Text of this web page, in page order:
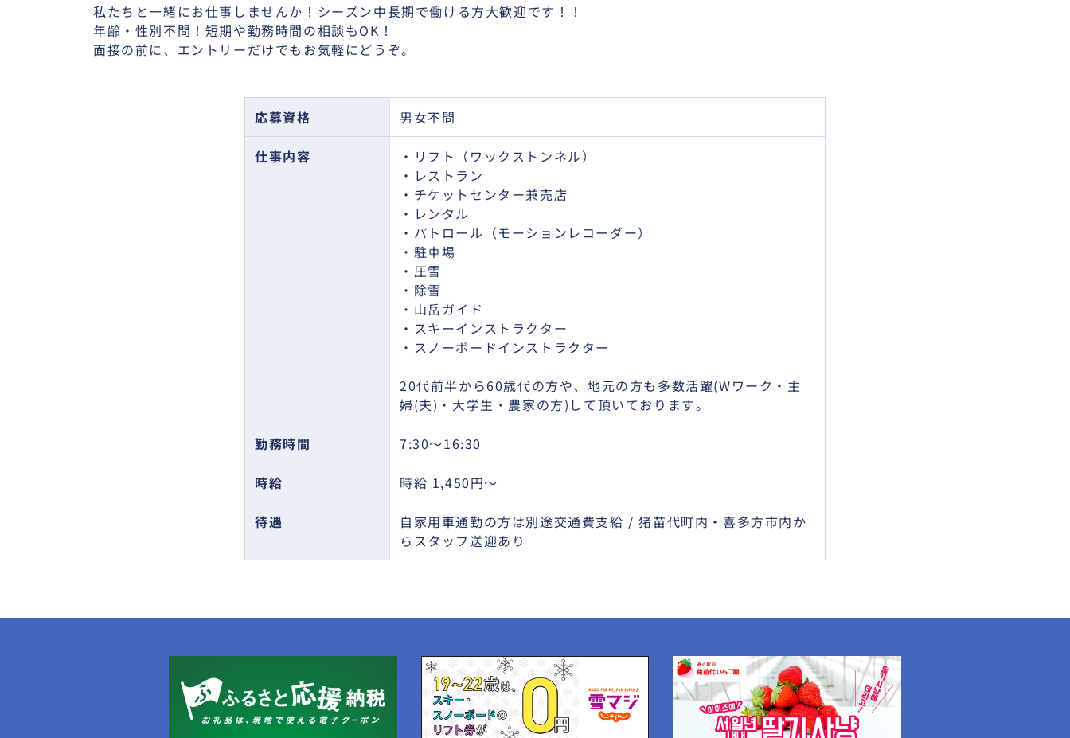
私たちと一緒にお仕事しませんか！シーズン中長期で働ける方大歓迎です！！
年齢・性別不問！短期や勤務時間の相談もOK！
面接の前に、エントリーだけでもお気軽にどうぞ。
応募資格 男女不問
仕事内容
・リフト（ワックストンネル）
・レストラン
・チケットセンター兼売店
・レンタル
・パトロール（モーションレコーダー）
・駐車場
・圧雪
・除雪
・山岳ガイド
・スキーインストラクター
・スノーボードインストラクター
20代前半から60歳代の方や、地元の方も多数活躍(Wワーク・主
婦(夫)・大学生・農家の方)して頂いております。
勤務時間 7:30～16:30
時給 時給 1,450円～
待遇
自家用車通勤の方は別途交通費支給 / 猪苗代町内・喜多方市内か
らスタッフ送迎あり